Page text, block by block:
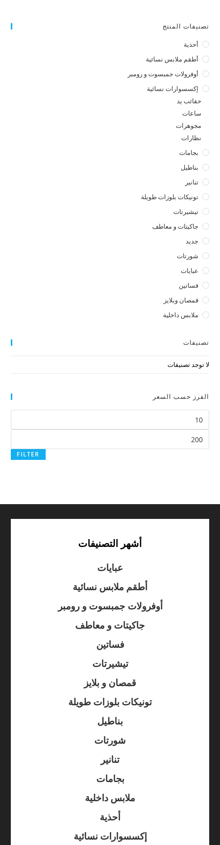
تصنيفات المنتج
أحذية
أطقم ملابس نسائية
أوفرولات جمبسوت و رومبر
إكسسوارات نسائية
حقائب يد
ساعات
مجوهرات
نظارات
بجامات
بناطيل
تنانير
تونيكات بلوزات طويلة
تيشيرتات
جاكيتات و معاطف
جديد
شورتات
عبايات
فساتين
قمصان وبلايز
ملابس داخلية
تصنيفات
لا توجد تصنيفات
الفرز حسب السعر
FILTER
أشهر التصنيفات
عبايات
أطقم ملابس نسائية
أوفرولات جمبسوت و رومبر
جاكيتات و معاطف
فساتين
تيشيرتات
قمصان و بلايز
تونيكات بلوزات طويلة
بناطيل
شورتات
تنانير
بجامات
ملابس داخلية
أحذية
إكسسوارات نسائية